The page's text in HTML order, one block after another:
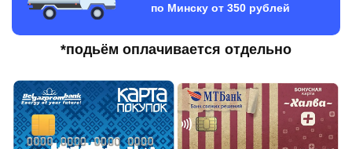
по Минску от 350 рублей
*подьём оплачивается отдельно